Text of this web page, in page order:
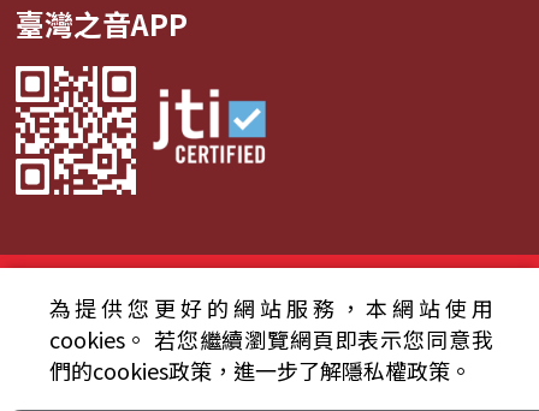
臺灣之音APP
© 2024財團法人中央廣播電臺 版權所有
資通安全政策聲明
服務條款 隱私權條款
為提供您更好的網站服務，本網站使用
cookies。 若您繼續瀏覽網頁即表示您同意我
們的cookies政策，進一步了解隱私權政策。